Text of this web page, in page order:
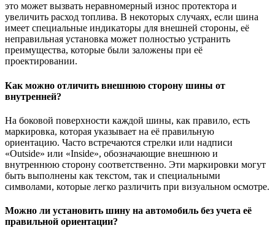
это может вызвать неравномерный износ протектора и
увеличить расход топлива. В некоторых случаях, если шина
имеет специальные индикаторы для внешней стороны, её
неправильная установка может полностью устранить
преимущества, которые были заложены при её
проектировании.
Как можно отличить внешнюю сторону шины от
внутренней?
На боковой поверхности каждой шины, как правило, есть
маркировка, которая указывает на её правильную
ориентацию. Часто встречаются стрелки или надписи
«Outside» или «Inside», обозначающие внешнюю и
внутреннюю сторону соответственно. Эти маркировки могут
быть выполнены как текстом, так и специальными
символами, которые легко различить при визуальном осмотре.
Можно ли установить шину на автомобиль без учета её
правильной ориентации?